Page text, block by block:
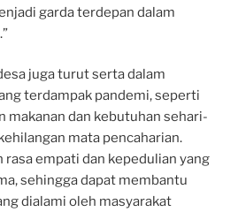
garda terdepan dalam
juga turut serta dalam
terdampak pandemi, seperti
makanan dan kebutuhan sehari-
mata pencaharian.
empati dan kepedulian yang
sehingga dapat membantu
dialami oleh masyarakat